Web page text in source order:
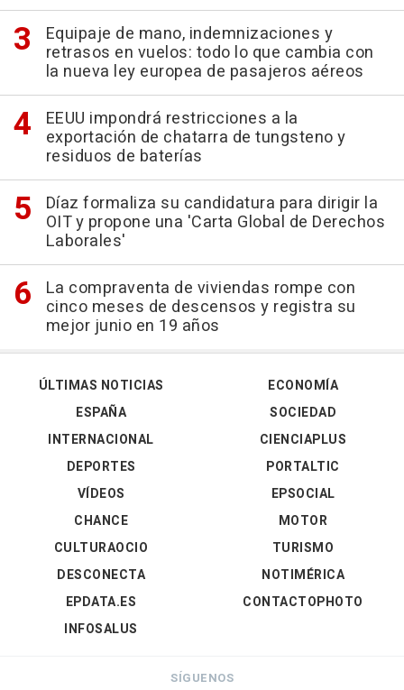
Equipaje de mano, indemnizaciones y
retrasos en vuelos: todo lo que cambia con
la nueva ley europea de pasajeros aéreos
EEUU impondrá restricciones a la
exportación de chatarra de tungsteno y
residuos de baterías
Díaz formaliza su candidatura para dirigir la
OIT y propone una 'Carta Global de Derechos
Laborales'
La compraventa de viviendas rompe con
cinco meses de descensos y registra su
mejor junio en 19 años
ÚLTIMAS NOTICIAS
ESPAÑA
INTERNACIONAL
DEPORTES
VÍDEOS
ECONOMÍA
SOCIEDAD
CIENCIAPLUS
PORTALTIC
EPSOCIAL
CHANCE
CULTURAOCIO
DESCONECTA
EPDATA.ES
INFOSALUS
MOTOR
TURISMO
NOTIMÉRICA
CONTACTOPHOTO
SÍGUENOS